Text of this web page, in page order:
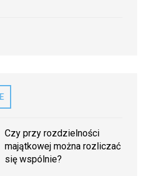
Czy przy rozdzielności
majątkowej można rozliczać
się wspólnie?